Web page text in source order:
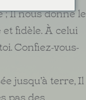
; Il nous donne le
fidèle. À celui
Confiez-vous-
jusqu'à terre, Il
pas des